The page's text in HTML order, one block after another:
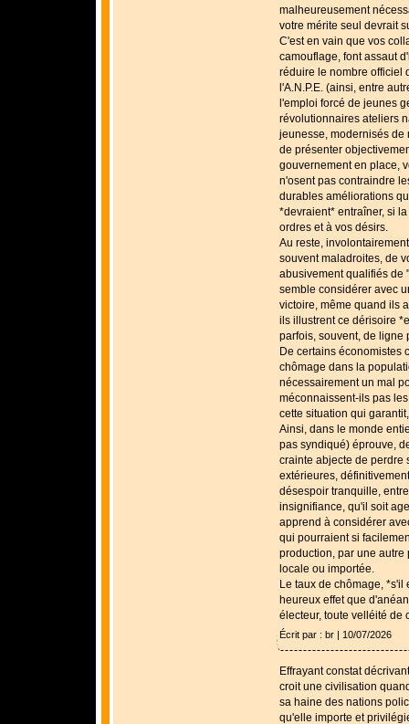
malheureusement
votre mérite seul devrait
C'est en vain que vos
camouflage, font assaut
réduire le nombre officiel
l'A.N.P.E. (ainsi, entre
l'emploi forcé de jeunes
révolutionnaires ateliers
jeunesse, modernisés de
de présenter
gouvernement en place,
n'osent pas contraindre
durables améliorations
*devraient* entraîner, si
ordres et à vos désirs.
Au reste,
souvent maladroites, de
abusivement qualifiés de
semble considérer avec
victoire, même quand ils
ils illustrent ce dérisoire
parfois, souvent, de ligne
De certains économistes
chômage dans la
nécessairement un mal
méconnaissent-ils pas
cette situation qui
Ainsi, dans le monde
pas syndiqué) éprouve,
crainte abjecte de perdre
extérieures,
désespoir tranquille,
insignifiance, qu'il soit
apprend à considérer
qui pourraient si
production, par une
locale ou importée.
Le taux de chômage, *s'il
heureux effet que
électeur, toute velléité de
Écrit par : br | 10/07/2026
Effrayant constat
croit une civilisation
sa haine des nations
qu'elle importe et